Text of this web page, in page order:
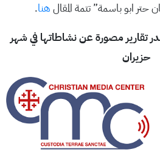
حتر ابو باسمة” تتمة المقال هنا.
تقارير مصورة عن نشاطاتها في شهر
حزيران